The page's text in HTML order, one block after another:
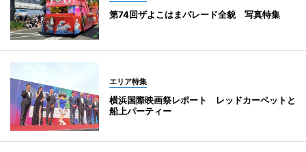
第74回ザよこはまパレード全貌 写真特集
エリア特集
横浜国際映画祭レポート レッドカーペットと
船上パーティー